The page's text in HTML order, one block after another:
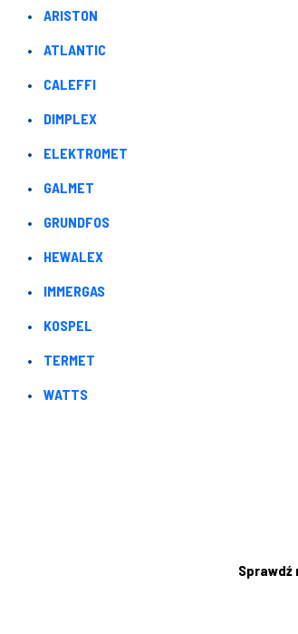
ARISTON
ATLANTIC
CALEFFI
DIMPLEX
ELEKTROMET
GALMET
GRUNDFOS
HEWALEX
IMMERGAS
KOSPEL
TERMET
WATTS
Sprawdź